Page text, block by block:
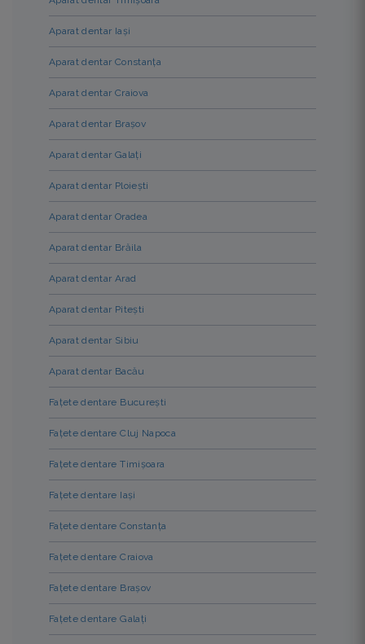
Aparat dentar Iași
Aparat dentar Constanța
Aparat dentar Craiova
Aparat dentar Brașov
Aparat dentar Galați
Aparat dentar Ploiești
Aparat dentar Oradea
Aparat dentar Brăila
Aparat dentar Arad
Aparat dentar Pitești
Aparat dentar Sibiu
Aparat dentar Bacău
Fațete dentare București
Fațete dentare Cluj Napoca
Fațete dentare Timișoara
Fațete dentare Iași
Fațete dentare Constanța
Fațete dentare Craiova
Fațete dentare Brașov
Fațete dentare Galați